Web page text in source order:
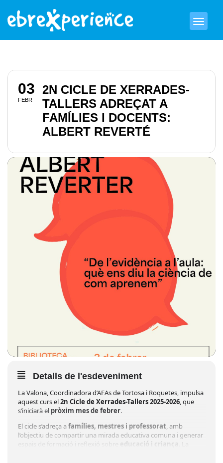
03
FEBR
2N CICLE DE XERRADES-
TALLERS ADREÇAT A
FAMÍLIES I DOCENTS:
ALBERT REVERTÉ
Detalls de l'esdeveniment
La Valona, Coordinadora d’AFAs de Tortosa i Roquetes, impulsa
aquest curs el2n Cicle de Xerrades-Tallers 2025-2026, que
s’iniciarà el pròxim mes de febrer.
El cicle s’adreça afamílies, mestres i professorat, amb
l’objectiu de compartir una mirada educativa comuna i generar
espais de formació i reflexió sobre
educació i criança